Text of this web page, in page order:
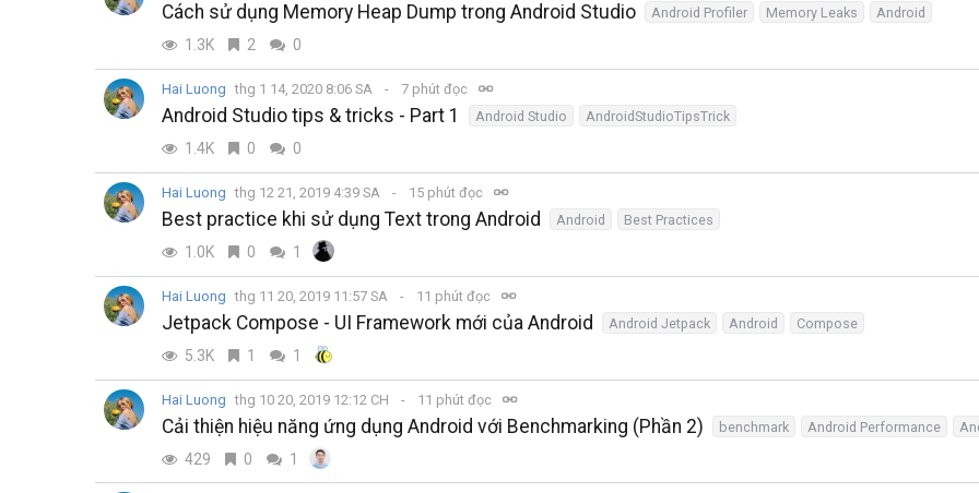
Cách sử dụng Memory Heap Dump trong Android Studio Android Profiler Memory Leaks Android
1.3K 2 0
Hai Luong thg 1 14, 2020 8:06 SA 7 phút đọc
Android Studio tips & tricks - Part 1 Android Studio AndroidStudioTipsTrick
1.4K 0 0
Hai Luong thg 12 21, 2019 4:39 SA 15 phút đọc
Best practice khi sử dụng Text trong Android Android Best Practices
1.0K 0 1
Hai Luong thg 11 20, 2019 11:57 SA 11 phút đọc
Jetpack Compose - UI Framework mới của Android Android Jetpack Android Compose
5.3K 1 1
Hai Luong thg 10 20, 2019 12:12 CH 11 phút đọc
Cải thiện hiệu năng ứng dụng Android với Benchmarking (Phần 2) benchmark Android Performance
429 0 1